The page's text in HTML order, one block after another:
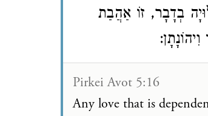
בְדָבָר, זוֹ אַהֲבַת
Pirkei Avot 5:16
Any love that is